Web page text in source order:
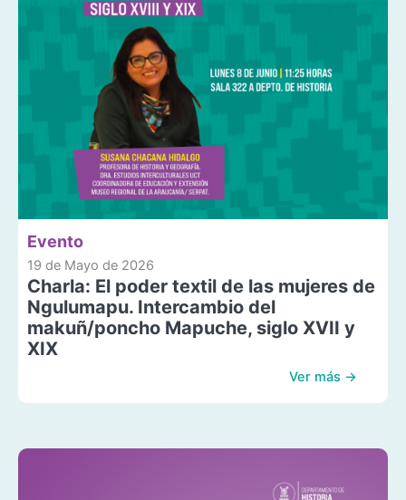
Evento
19 de Mayo de 2026
Charla: El poder textil de las mujeres de
Ngulumapu. Intercambio del
makuñ/poncho Mapuche, siglo XVII y
XIX
Ver más →